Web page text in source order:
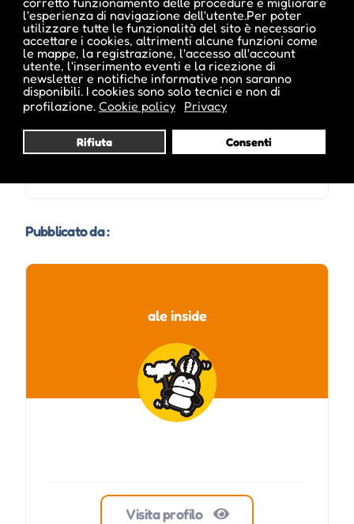
l'esperienza di navigazione dell'utente.Per poter
utilizzare tutte le funzionalità del sito è necessario
accettare i cookies, altrimenti alcune funzioni come
le mappe, la registrazione, l'accesso all'account
utente, l'inserimento eventi e la ricezione di
newsletter e notifiche informative non saranno
disponibili. I cookies sono solo tecnici e non di
profilazione. Cookie policy Privacy
Rifiuta Consenti
L'evento si tiene dal 01 Giu 2013 al 15 Giu 2013
Note sugli orari :
Orario di apertura - Öffnungszeiten: Ma - Sa /Di - Sa
Pubblicato da :
ale inside
Visita profilo